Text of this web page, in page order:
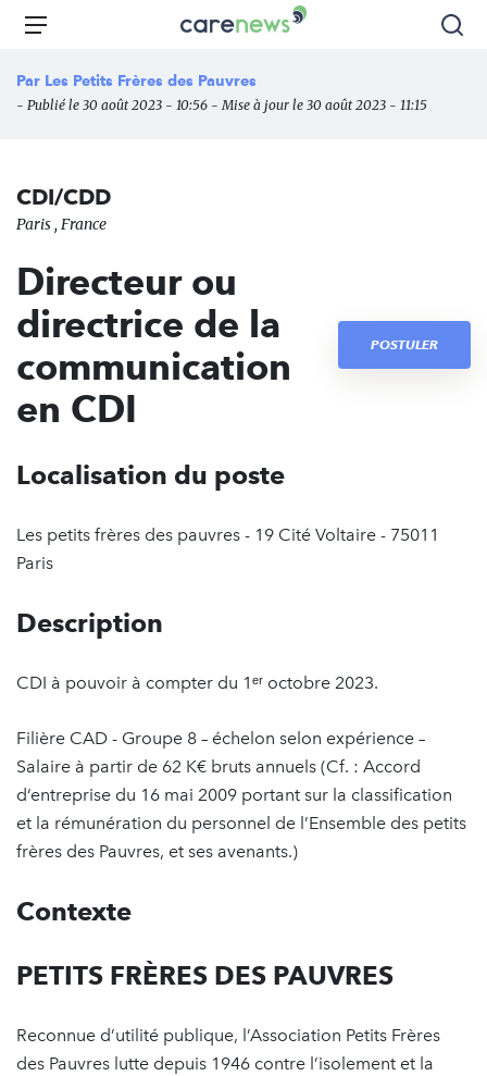
Aller
principal
Carenews,
média
des
Menu
Par Les Petits Frères des Pauvres
- Publié le 30 août 2023 - 10:56 - Mise à jour le 30 août 2023 - 11:15
CDI/CDD
Paris , France
Directeur ou
directrice de la
communication
en CDI
POSTULER
Localisation du poste
Les petits frères des pauvres - 19 Cité Voltaire - 75011
Paris
Description
CDI à pouvoir à compter du 1ᵉʳ octobre 2023.
Filière CAD - Groupe 8 – échelon selon expérience –
Salaire à partir de 62 K€ bruts annuels (Cf. : Accord
d‘entreprise du 16 mai 2009 portant sur la classification
et la rémunération du personnel de l’Ensemble des petits
frères des Pauvres, et ses avenants.)
Contexte
PETITS FRÈRES DES PAUVRES
Reconnue d’utilité publique, l’Association Petits Frères
des Pauvres lutte depuis 1946 contre l’isolement et la